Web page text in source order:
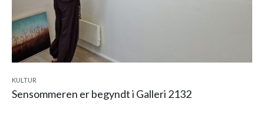
KULTUR
Sensommeren er begyndt i Galleri 2132